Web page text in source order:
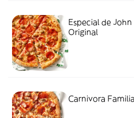
Especial de
Original
Carnivora